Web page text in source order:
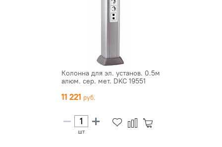
Колонна для эл. установ. 0.5м
алюм. сер. мет. DKC 19551
11 221
шт